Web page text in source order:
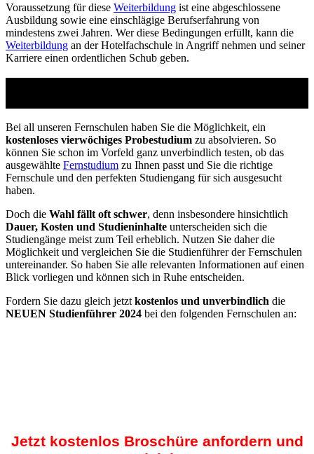
Voraussetzung für diese Weiterbildung ist eine abgeschlossene
Ausbildung sowie eine einschlägige Berufserfahrung von
mindestens zwei Jahren. Wer diese Bedingungen erfüllt, kann die
Weiterbildung an der Hotelfachschule in Angriff nehmen und seiner
Karriere einen ordentlichen Schub geben.
Bei all unseren Fernschulen haben Sie die Möglichkeit, ein
kostenloses vierwöchiges Probestudium zu absolvieren. So
können Sie schon im Vorfeld ganz unverbindlich testen, ob das
ausgewählte Fernstudium zu Ihnen passt und Sie die richtige
Fernschule und den perfekten Studiengang für sich ausgesucht
haben.
Doch die Wahl fällt oft schwer, denn insbesondere hinsichtlich
Dauer, Kosten und Studieninhalte unterscheiden sich die
Studiengänge meist zum Teil erheblich. Nutzen Sie daher die
Möglichkeit und vergleichen Sie die Studienführer der Fernschulen
untereinander. So haben Sie alle relevanten Informationen auf einen
Blick vorliegen und können sich in Ruhe entscheiden.
Fordern Sie dazu gleich jetzt kostenlos und unverbindlich die
NEUEN Studienführer 2024 bei den folgenden Fernschulen an:
Jetzt kostenlos Broschüre anfordern und